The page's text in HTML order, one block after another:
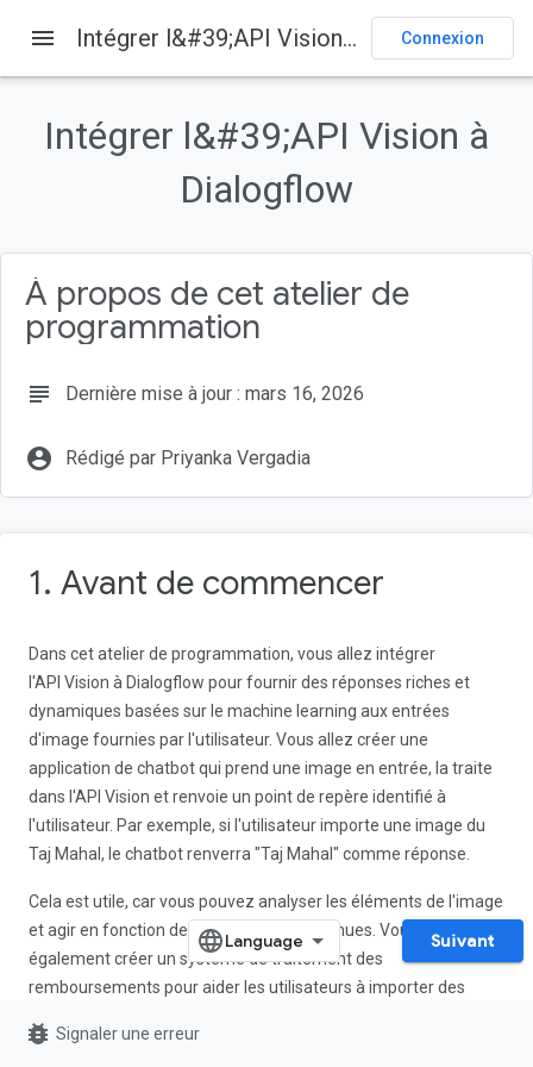
1. Avant de commencer
Prérequis
Ce que vous allez faire
menu Intégrer l&#39;API Vision à Dialogflow Connexion
Intégrer l&#39;API Vision à
Dialogflow
À propos de cet atelier de
programmation
subject Dernière mise à jour : mars 16, 2026
account_circle Rédigé par Priyanka Vergadia
1. Avant de commencer
Dans cet atelier de programmation, vous allez intégrer
l'API Vision à Dialogflow pour fournir des réponses riches et
dynamiques basées sur le machine learning aux entrées
d'image fournies par l'utilisateur. Vous allez créer une
application de chatbot qui prend une image en entrée, la traite
dans l'API Vision et renvoie un point de repère identifié à
l'utilisateur. Par exemple, si l'utilisateur importe une image du
Taj Mahal, le chatbot renverra "Taj Mahal" comme réponse.
Cela est utile, car vous pouvez analyser les éléments de l'image
et agir en fonction des informations obtenues. Vous pouvez
également créer un système de traitement des
remboursements pour aider les utilisateurs à importer des
remboursement si la date est appropriée.
Suivant
bug_report Signaler une erreur